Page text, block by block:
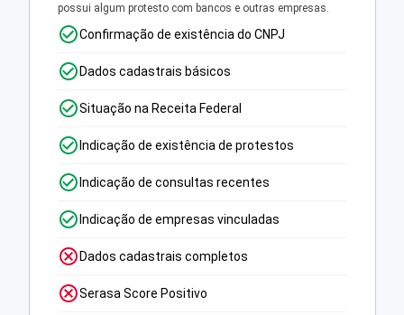
possui algum protesto com bancos e outras empresas.
Confirmação de existência do CNPJ
Dados cadastrais básicos
Situação na Receita Federal
Indicação de existência de protestos
Indicação de consultas recentes
Indicação de empresas vinculadas
Dados cadastrais completos
Serasa Score Positivo